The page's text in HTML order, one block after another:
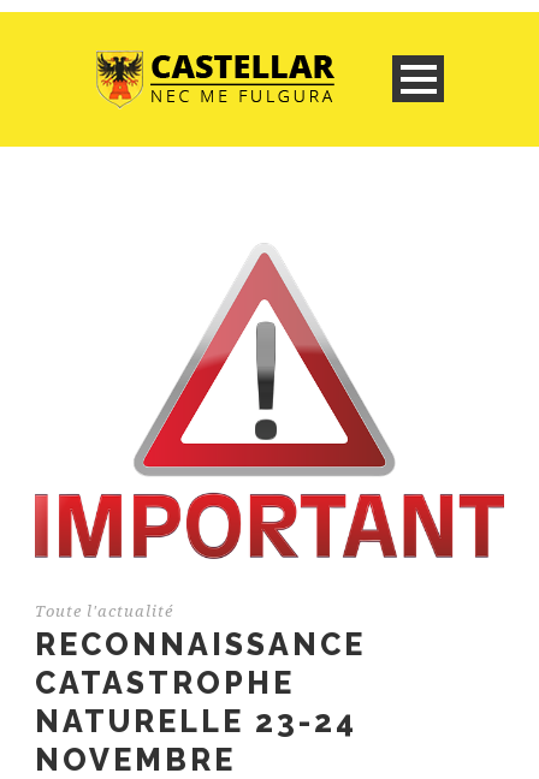
Toute l'actualité
RECONNAISSANCE
CATASTROPHE
NATURELLE 23-24
NOVEMBRE